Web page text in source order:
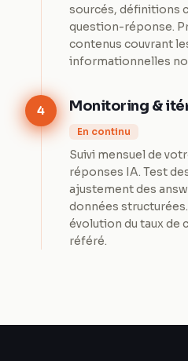
sourcés, définitions
question-réponse.
contenus couvrant
informationnelles
4 Monitoring &
En continu
Suivi mensuel de
réponses IA. Test
ajustement des
données
évolution du taux de
référé.